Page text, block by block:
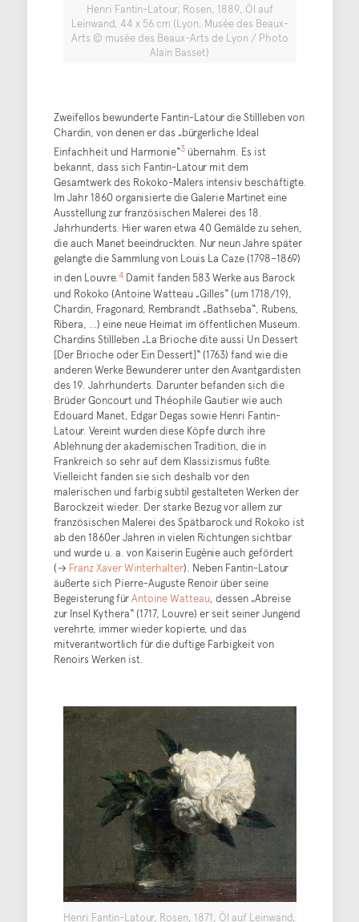
Henri Fantin-Latour, Rosen, 1889, Öl auf
Leinwand, 44 x 56 cm (Lyon, Musée des Beaux-
Arts © musée des Beaux-Arts de Lyon / Photo
Alain Basset)
Zweifellos bewunderte Fantin-Latour die Stillleben von
Chardin, von denen er das „bürgerliche Ideal
Einfachheit und Harmonie“3übernahm. Es ist
bekannt, dass sich Fantin-Latour mit dem
Gesamtwerk des Rokoko-Malers intensiv beschäftigte.
Im Jahr 1860 organisierte die Galerie Martinet eine
Ausstellung zur französischen Malerei des 18.
Jahrhunderts. Hier waren etwa 40 Gemälde zu sehen,
die auch Manet beeindruckten. Nur neun Jahre später
gelangte die Sammlung von Louis La Caze (1798–1869)
in den Louvre.4Damit fanden 583 Werke aus Barock
und Rokoko (Antoine Watteau „Gilles“ (um 1718/19),
Chardin, Fragonard, Rembrandt „Bathseba“, Rubens,
Ribera, …) eine neue Heimat im öffentlichen Museum.
Chardins Stillleben „La Brioche dite aussi Un Dessert
[Der Brioche oder Ein Dessert]“ (1763) fand wie die
anderen Werke Bewunderer unter den Avantgardisten
des 19. Jahrhunderts. Darunter befanden sich die
Brüder Goncourt und Théophile Gautier wie auch
Edouard Manet, Edgar Degas sowie Henri Fantin-
Latour. Vereint wurden diese Köpfe durch ihre
Ablehnung der akademischen Tradition, die in
Frankreich so sehr auf dem Klassizismus fußte.
Vielleicht fanden sie sich deshalb vor den
malerischen und farbig subtil gestalteten Werken der
Barockzeit wieder. Der starke Bezug vor allem zur
französischen Malerei des Spätbarock und Rokoko ist
ab den 1860er Jahren in vielen Richtungen sichtbar
und wurde u. a. von Kaiserin Eugènie auch gefördert
(→ Franz Xaver Winterhalter). Neben Fantin-Latour
äußerte sich Pierre-Auguste Renoir über seine
Begeisterung fürAntoine Watteau, dessen „Abreise
zur Insel Kythera“ (1717, Louvre) er seit seiner Jungend
verehrte, immer wieder kopierte, und das
mitverantwortlich für die duftige Farbigkeit von
Renoirs Werken ist.
Henri Fantin-Latour, Rosen, 1871, Öl auf Leinwand,